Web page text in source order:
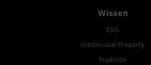
Wissen
ESG
Intellectual Property
Tradition